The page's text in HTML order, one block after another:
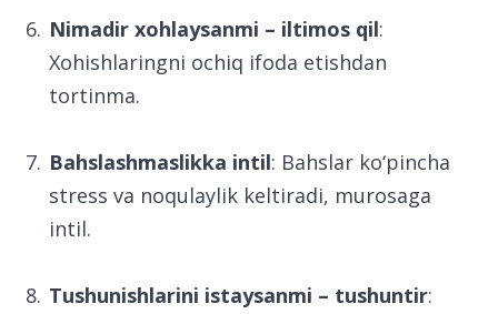
Nimadir xohlaysanmi – iltimos qil:
Xohishlaringni ochiq ifoda etishdan
tortinma.
Bahslashmaslikka intil: Bahslar ko‘pincha
stress va noqulaylik keltiradi, murosaga
intil.
Tushunishlarini istaysanmi – tushuntir: